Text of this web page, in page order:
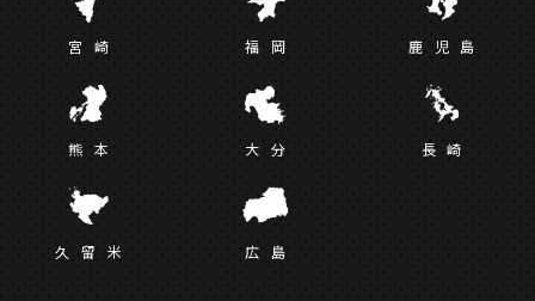
宮 崎 福 岡 鹿児 島
熊 本 大 分 長崎
久留 米 広 島